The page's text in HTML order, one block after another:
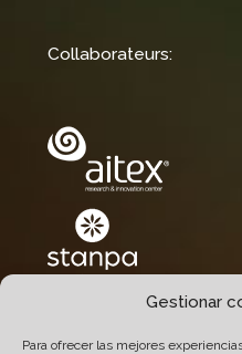
Gestionar
Para ofrecer las mejores
Collaborateurs: